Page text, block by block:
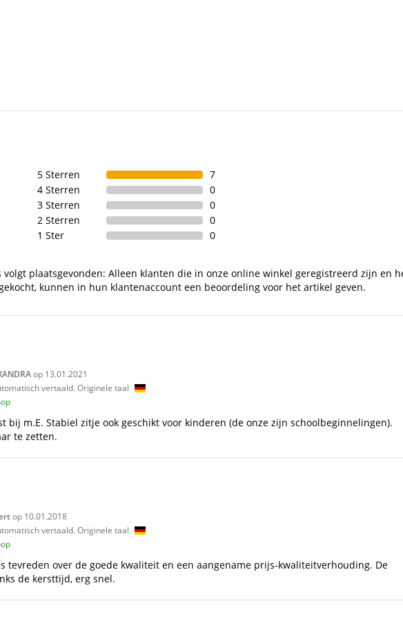
5 Sterren
7
4 Sterren
0
3 Sterren
0
2 Sterren
0
1 Ster
0
plaatsgevonden: Alleen klanten die in onze online winkel geregistreerd zijn en
kunnen in hun klantenaccount een beoordeling voor het artikel geven.
op 13.01.2021
vertaald. Originele taal
bij m.E. Stabiel zitje ook geschikt voor kinderen (de onze zijn schoolbeginnelingen).
te zetten.
op 10.01.2018
vertaald. Originele taal
tevreden over de goede kwaliteit en een aangename prijs-kwaliteitverhouding. De
de kersttijd, erg snel.